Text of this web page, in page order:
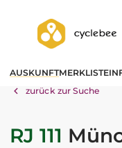
AUSKUNFTMERKLISTE
zurück zur Suche
RJ 111